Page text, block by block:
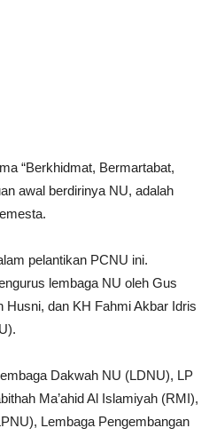
“Berkhidmat, Bermartabat,
awal berdirinya NU, adalah
pelantikan PCNU ini.
lembaga NU oleh Gus
Husni, dan KH Fahmi Akbar Idris
Dakwah NU (LDNU), LP
Ma’ahid Al Islamiyah (RMI),
Lembaga Pengembangan